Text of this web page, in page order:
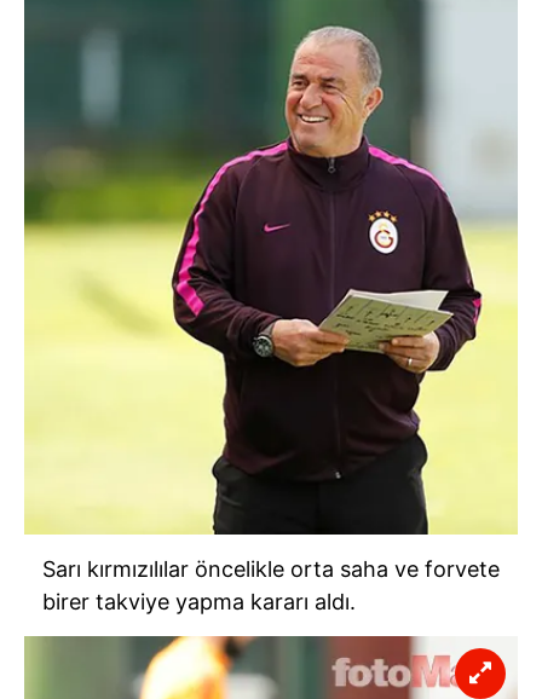
Sarı kırmızılılar öncelikle orta saha ve forvete
birer takviye yapma kararı aldı.